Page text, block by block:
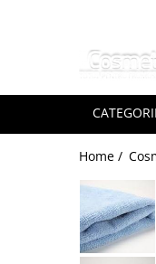
Categorii de Produse
Pistoale de vopsit
Pistoale pentru
Pistoale pentru grund
filler) Anest Iwata
Pistoale de vopsit auto
Anest Iwata
Home /